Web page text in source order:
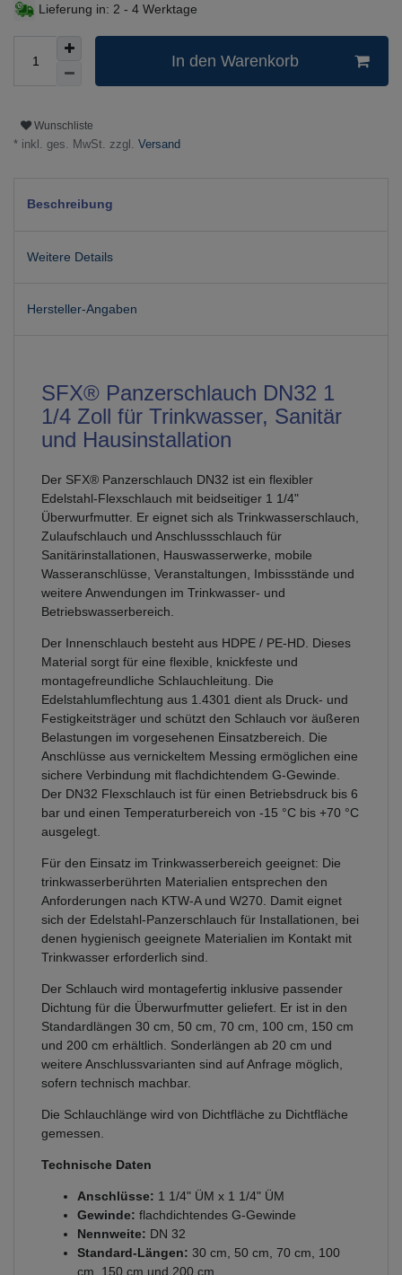
Lieferung in: 2 - 4 Werktage
In den Warenkorb
Wunschliste
* inkl. ges. MwSt. zzgl. Versand
Beschreibung
Weitere Details
Hersteller-Angaben
SFX® Panzerschlauch DN32 1
1/4 Zoll für Trinkwasser, Sanitär
und Hausinstallation
Der SFX® Panzerschlauch DN32 ist ein flexibler
Edelstahl-Flexschlauch mit beidseitiger 1 1/4"
Überwurfmutter. Er eignet sich als Trinkwasserschlauch,
Zulaufschlauch und Anschlussschlauch für
Sanitärinstallationen, Hauswasserwerke, mobile
Wasseranschlüsse, Veranstaltungen, Imbissstände und
weitere Anwendungen im Trinkwasser- und
Betriebswasserbereich.
Der Innenschlauch besteht aus HDPE / PE-HD. Dieses
Material sorgt für eine flexible, knickfeste und
montagefreundliche Schlauchleitung. Die
Edelstahlumflechtung aus 1.4301 dient als Druck- und
Festigkeitsträger und schützt den Schlauch vor äußeren
Belastungen im vorgesehenen Einsatzbereich. Die
Anschlüsse aus vernickeltem Messing ermöglichen eine
sichere Verbindung mit flachdichtendem G-Gewinde.
Der DN32 Flexschlauch ist für einen Betriebsdruck bis 6
bar und einen Temperaturbereich von -15 °C bis +70 °C
ausgelegt.
Für den Einsatz im Trinkwasserbereich geeignet: Die
trinkwasserberührten Materialien entsprechen den
Anforderungen nach KTW-A und W270. Damit eignet
sich der Edelstahl-Panzerschlauch für Installationen, bei
denen hygienisch geeignete Materialien im Kontakt mit
Trinkwasser erforderlich sind.
Der Schlauch wird montagefertig inklusive passender
Dichtung für die Überwurfmutter geliefert. Er ist in den
Standardlängen 30 cm, 50 cm, 70 cm, 100 cm, 150 cm
und 200 cm erhältlich. Sonderlängen ab 20 cm und
weitere Anschlussvarianten sind auf Anfrage möglich,
sofern technisch machbar.
Die Schlauchlänge wird von Dichtfläche zu Dichtfläche
gemessen.
Technische Daten
Anschlüsse: 1 1/4" ÜM x 1 1/4" ÜM
Gewinde: flachdichtendes G-Gewinde
Nennweite: DN 32
Standard-Längen: 30 cm, 50 cm, 70 cm, 100
cm, 150 cm und 200 cm